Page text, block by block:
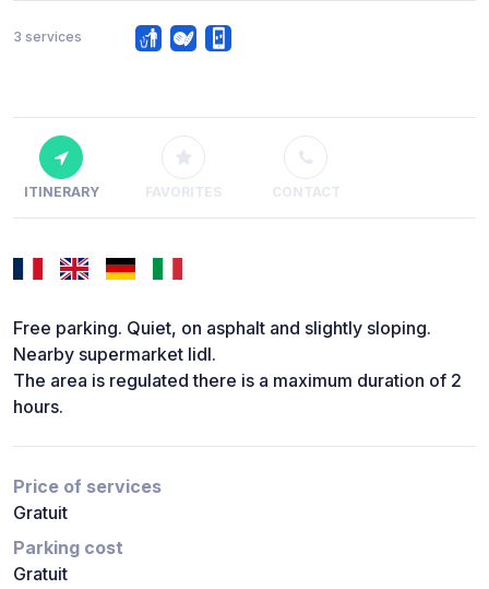
3 services
ITINERARY FAVORITES CONTACT
Free parking. Quiet, on asphalt and slightly sloping.
Nearby supermarket lidl.
The area is regulated there is a maximum duration of 2
hours.
Price of services
Gratuit
Parking cost
Gratuit